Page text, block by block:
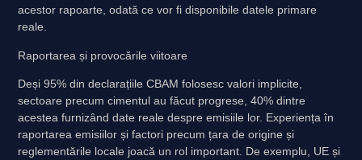
acestor rapoarte, odată ce vor fi disponibile datele primare
reale.
Raportarea și provocările viitoare
Deși 95% din declarațiile CBAM folosesc valori implicite,
sectoare precum cimentul au făcut progrese, 40% dintre
acestea furnizând date reale despre emisiile lor. Experiența în
raportarea emisiilor și factori precum țara de origine și
reglementările locale joacă un rol important. De exemplu, UE și